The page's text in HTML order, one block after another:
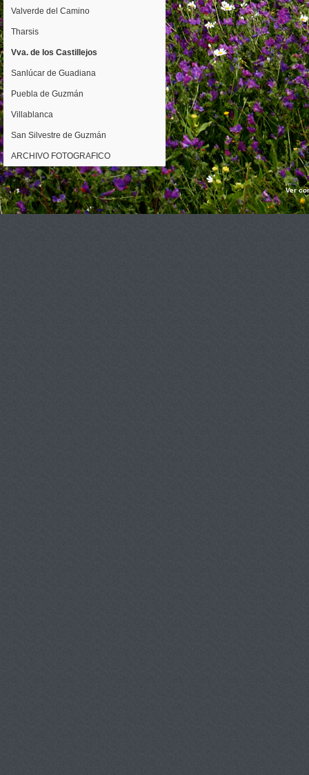
Valverde del Camino
Tharsis
Vva. de los Castillejos
Sanlúcar de Guadiana
Puebla de Guzmán
Villablanca
San Silvestre de Guzmán
ARCHIVO FOTOGRAFICO
Ver